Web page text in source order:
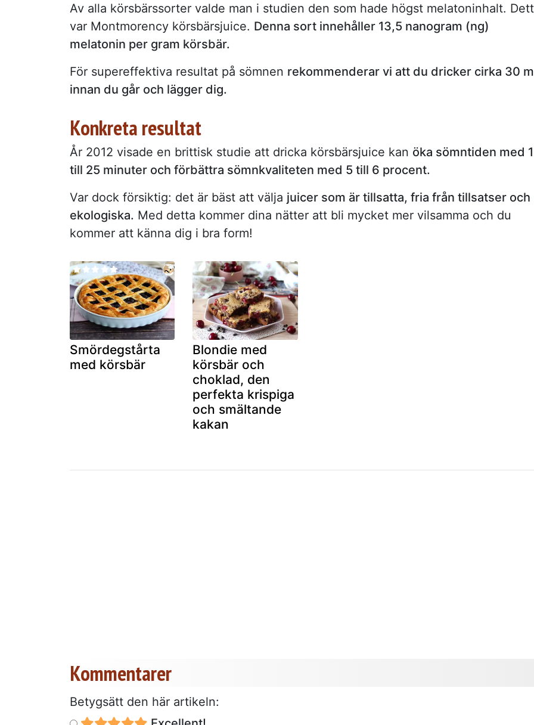
Av alla körsbärssorter valde man i studien den som hade högst melatoninhalt.
var Montmorency körsbärsjuice. Denna sort innehåller 13,5 nanogram (ng)
melatonin per gram körsbär.
För supereffektiva resultat på sömnen rekommenderar vi att du dricker cirka 30
innan du går och lägger dig.
Konkreta resultat
År 2012 visade en brittisk studie att dricka körsbärsjuice kan öka sömntiden med
till 25 minuter och förbättra sömnkvaliteten med 5 till 6 procent.
Var dock försiktig: det är bäst att välja juicer som är tillsatta, fria från tillsatser och
ekologiska. Med detta kommer dina nätter att bli mycket mer vilsamma och du
kommer att känna dig i bra form!
Smördegstårta
med körsbär
Blondie med
körsbär och
choklad, den
perfekta krispiga
och smältande
kakan
Kommentarer
Betygsätt den här artikeln: